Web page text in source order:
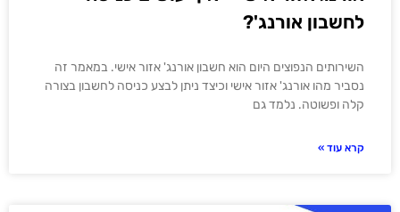
לחשבון אורנג'?
השירותים הנפוצים היום הוא חשבון אורנג' אזור אישי. במאמר זה
נסביר מהו אורנג' אזור אישי וכיצד ניתן לבצע כניסה לחשבון בצורה
קלה ופשוטה. נלמד גם
קרא עוד »